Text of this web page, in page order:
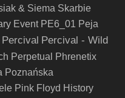
& Siema Skarbie
Event PE6_01 Peja
Percival Percival - Wild
Perpetual
Phrenetix
Poznańska
Pink Floyd History